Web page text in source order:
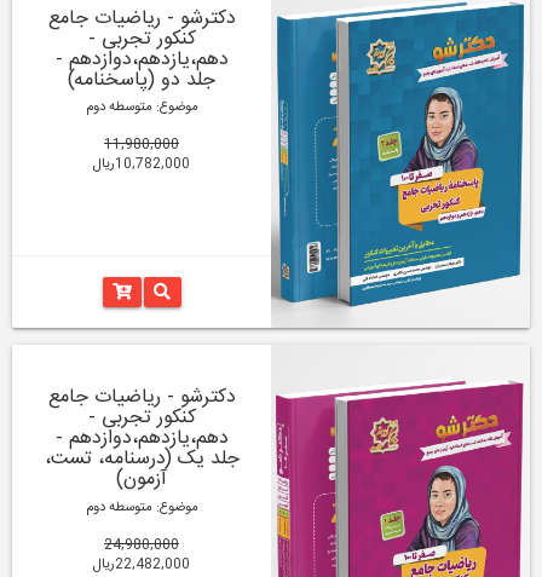
دکترشو - ریاضیات جامع
کنکور تجربی -
دهم،یازدهم،دوازدهم -
جلد دو (پاسخنامه)
موضوع: متوسطه دوم
11,980,000
10,782,000ریال
دکترشو - ریاضیات جامع
کنکور تجربی -
دهم،یازدهم،دوازدهم -
جلد یک (درسنامه، تست،
آزمون)
موضوع: متوسطه دوم
24,980,000
22,482,000ریال